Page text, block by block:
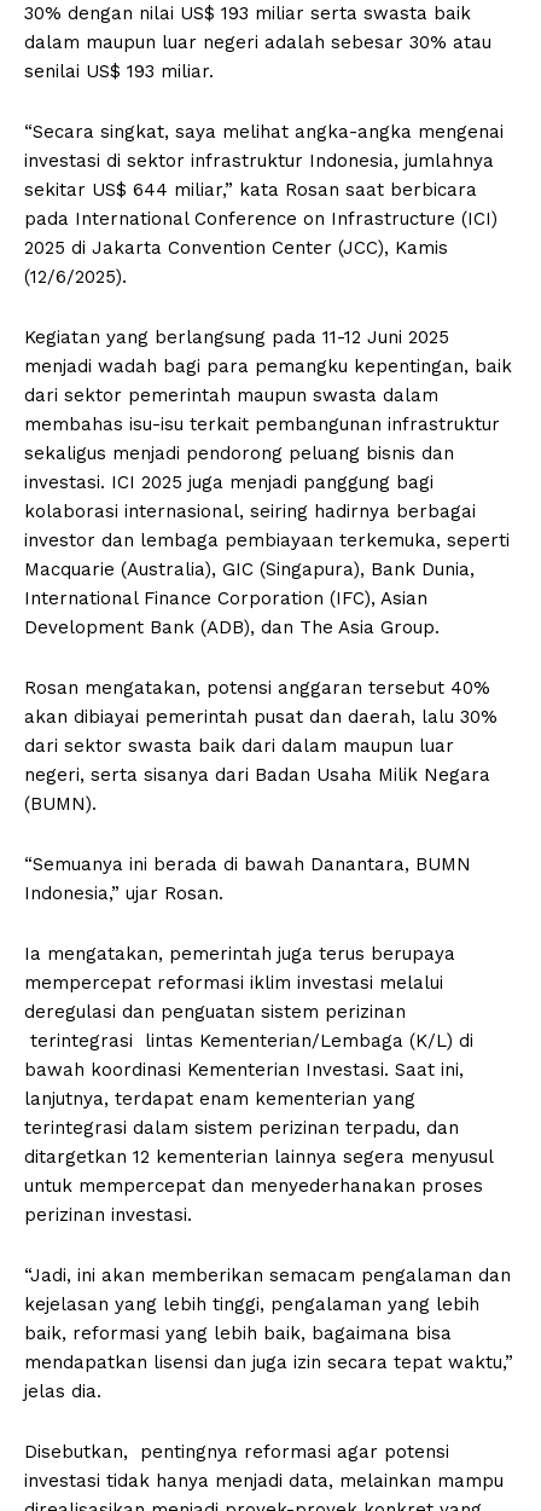
30% dengan nilai US$ 193 miliar serta swasta baik
dalam maupun luar negeri adalah sebesar 30% atau
senilai US$ 193 miliar.
“Secara singkat, saya melihat angka-angka mengenai
investasi di sektor infrastruktur Indonesia, jumlahnya
sekitar US$ 644 miliar,” kata Rosan saat berbicara
pada International Conference on Infrastructure (ICI)
2025 di Jakarta Convention Center (JCC), Kamis
(12/6/2025).
Kegiatan yang berlangsung pada 11-12 Juni 2025
menjadi wadah bagi para pemangku kepentingan, baik
dari sektor pemerintah maupun swasta dalam
membahas isu-isu terkait pembangunan infrastruktur
sekaligus menjadi pendorong peluang bisnis dan
investasi. ⁠ICI 2025 juga menjadi panggung bagi
kolaborasi internasional, seiring hadirnya berbagai
investor dan lembaga pembiayaan terkemuka, seperti
Macquarie (Australia), GIC (Singapura), Bank Dunia,
International Finance Corporation (IFC), Asian
Development Bank (ADB), dan The Asia Group.
Rosan mengatakan, potensi anggaran tersebut 40%
akan dibiayai pemerintah pusat dan daerah, lalu 30%
dari sektor swasta baik dari dalam maupun luar
negeri, serta sisanya dari Badan Usaha Milik Negara
(BUMN).
“Semuanya ini berada di bawah Danantara, BUMN
Indonesia,” ujar Rosan.
Ia mengatakan, pemerintah juga terus berupaya
mempercepat reformasi iklim investasi melalui
deregulasi dan penguatan sistem perizinan
terintegrasi lintas Kementerian/Lembaga (K/L) di
bawah koordinasi Kementerian Investasi. Saat ini,
lanjutnya, terdapat enam kementerian yang
terintegrasi dalam sistem perizinan terpadu, dan
ditargetkan 12 kementerian lainnya segera menyusul
untuk mempercepat dan menyederhanakan proses
perizinan investasi.
“Jadi, ini akan memberikan semacam pengalaman dan
kejelasan yang lebih tinggi, pengalaman yang lebih
baik, reformasi yang lebih baik, bagaimana bisa
mendapatkan lisensi dan juga izin secara tepat waktu,”
jelas dia.
Disebutkan, pentingnya reformasi agar potensi
investasi tidak hanya menjadi data, melainkan mampu